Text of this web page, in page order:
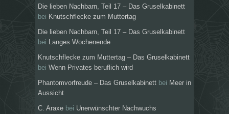
Die lieben Nachbarn, Teil 17 – Das Gruselkabinett
bei Knutschflecke zum Muttertag
Die lieben Nachbarn, Teil 17 – Das Gruselkabinett
bei
Langes Wochenende
Knutschflecke zum Muttertag – Das Gruselkabinett
bei Wenn Privates beruflich wird
Phantomvorfreude – Das Gruselkabinett bei Meer in
Aussicht
C. Araxe bei Unerwünschter Nachwuchs